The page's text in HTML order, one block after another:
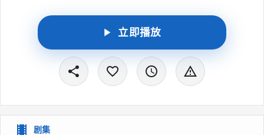
立即播放
剧集